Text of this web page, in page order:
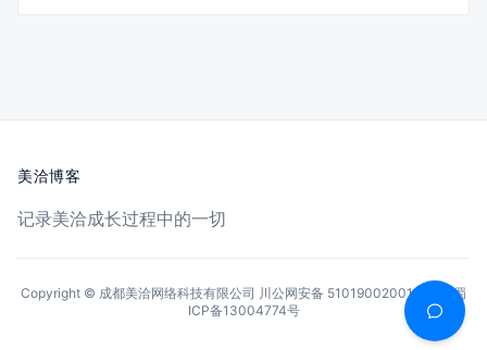
美洽博客
记录美洽成长过程中的一切
Copyright © 成都美洽网络科技有限公司 川公网安备 51019002001144号
蜀
ICP备13004774号